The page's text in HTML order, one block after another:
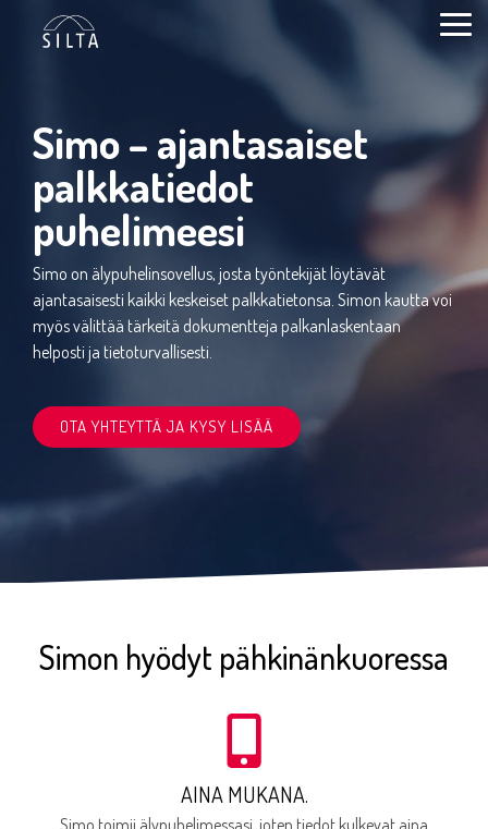
sisältöön.
Simo – ajantasaiset
palkkatiedot
puhelimeesi
Simo on älypuhelinsovellus, josta työntekijät löytävät
ajantasaisesti kaikki keskeiset palkkatietonsa. Simon kautta voi
myös välittää tärkeitä dokumentteja palkanlaskentaan
helposti ja tietoturvallisesti.
OTA YHTEYTTÄ JA KYSY LISÄÄ
Simon hyödyt pähkinänkuoressa
AINA MUKANA.
Simo toimii älypuhelimessasi, joten tiedot kulkevat aina